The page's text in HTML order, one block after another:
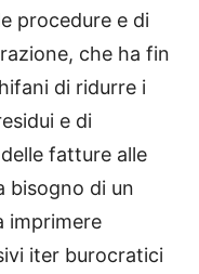
procedure e di
che ha fin
di ridurre i
e di
fatture alle
bisogno di un
imprimere
iter burocratici